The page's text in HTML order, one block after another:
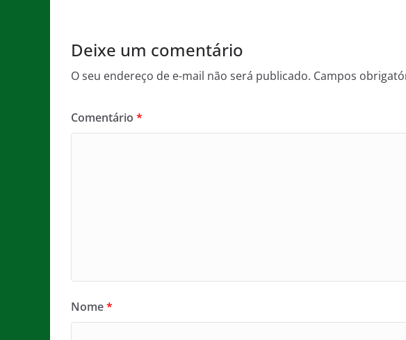
Deixe um comentário
O seu endereço de e-mail não será publicado. Campos
Comentário *
Nome*